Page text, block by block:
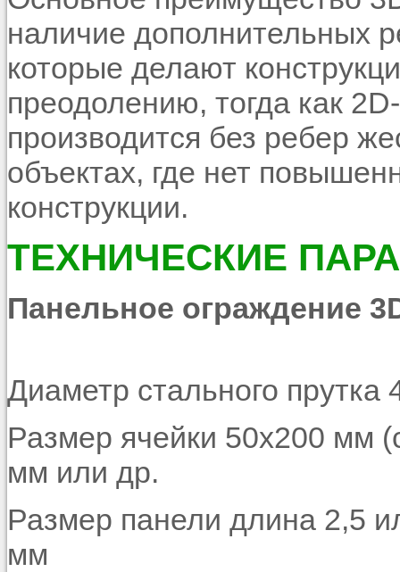
наличие дополнительных
которые делают
преодолению, тогда как
производится без ребер
объектах, где нет
конструкции.
ТЕХНИЧЕСКИЕ
Панельное ограждение
Диаметр стального
Размер ячейки 50х200 мм
мм или др.
Размер панели длина 2,5
мм